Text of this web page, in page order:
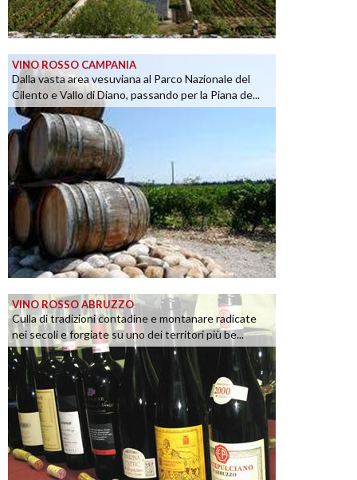
VINO ROSSO CAMPANIA
Dalla vasta area vesuviana al Parco Nazionale del
Cilento e Vallo di Diano, passando per la Piana de...
VINO ROSSO ABRUZZO
Culla di tradizioni contadine e montanare radicate
nei secoli e forgiate su uno dei territori più be...